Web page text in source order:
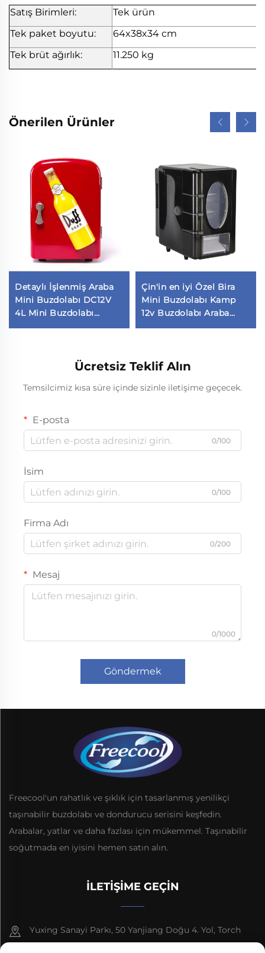
Satış Birimleri:
Tek ürün
Tek paket boyutu:
64x38x34 cm
Tek brüt ağırlık:
11.250 kg
Önerilen Ürünler
Detaylı İşlenmiş Araba
Mini Buzdolabı DC12V
4L Mini Buzdolabı
Stokta
Çin'in en iyi Özel Bira
Mini Buzdolabı Kamp
12v Buzdolabı Araba
Buzdolabı şirketi
Ücretsiz Teklif Alın
Temsilcimiz kısa süre içinde sizinle iletişime geçecek.
E-posta
0/100
İsim
0/100
Firma Adı
0/200
Mesaj
0/1000
Göndermek
Freecool'un rahatlık ve şıklık için tasarlanmış yenilikçi
taşınabilir buzdolabı ve dondurucu serisini keşfedin.
Arabalar, yatlar ve daha fazlası için mükemmel. Taşınabilir
soğutmada en iyisini hemen satın alın.
İLETIŞIME GEÇIN
Yuxing Sanayi Parkı, 50 Yanjiang Doğu 4. Yol, Torch